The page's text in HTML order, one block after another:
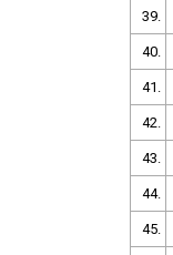
39.
40.
41.
42.
43.
44.
45.